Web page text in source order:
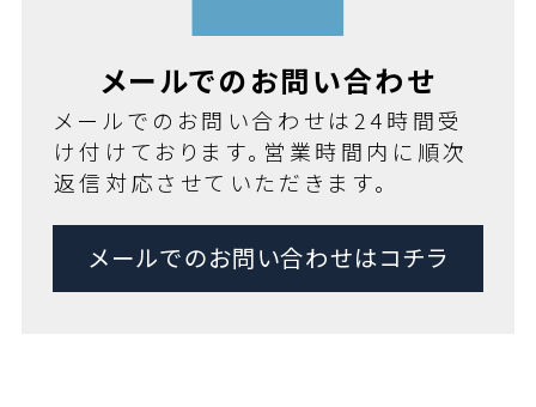
メールでのお問い合わせ
メールでのお問い合わせは24時間受
け付けております。営業時間内に順次
返信対応させていただきます。
メールでのお問い合わせはコチラ